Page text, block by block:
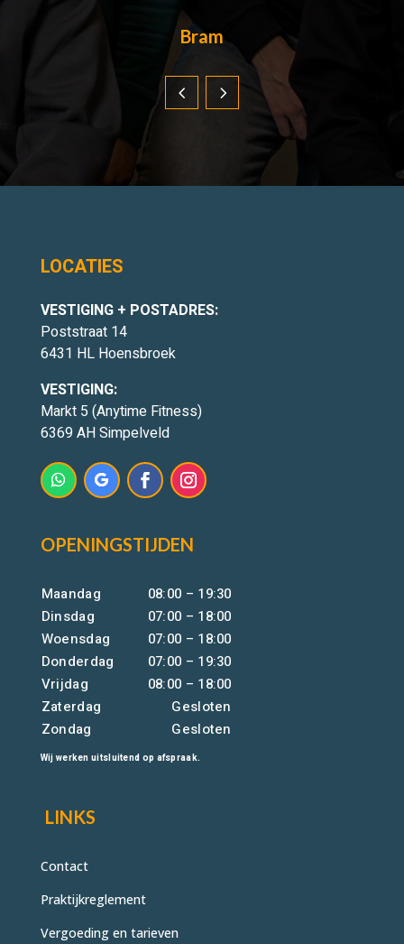
Bram
LOCATIES
VESTIGING + POSTADRES:
Poststraat 14
6431 HL Hoensbroek
VESTIGING:
Markt 5 (Anytime Fitness)
6369 AH Simpelveld
OPENINGSTIJDEN
Maandag
08:00 – 19:30
Dinsdag
07:00 – 18:00
Woensdag
07:00 – 18:00
Donderdag
07:00 – 19:30
Vrijdag
08:00 – 18:00
Zaterdag
Gesloten
Zondag
Gesloten
Wij werken uitsluitend op afspraak.
LINKS
Contact
Praktijkreglement
Vergoeding en tarieven